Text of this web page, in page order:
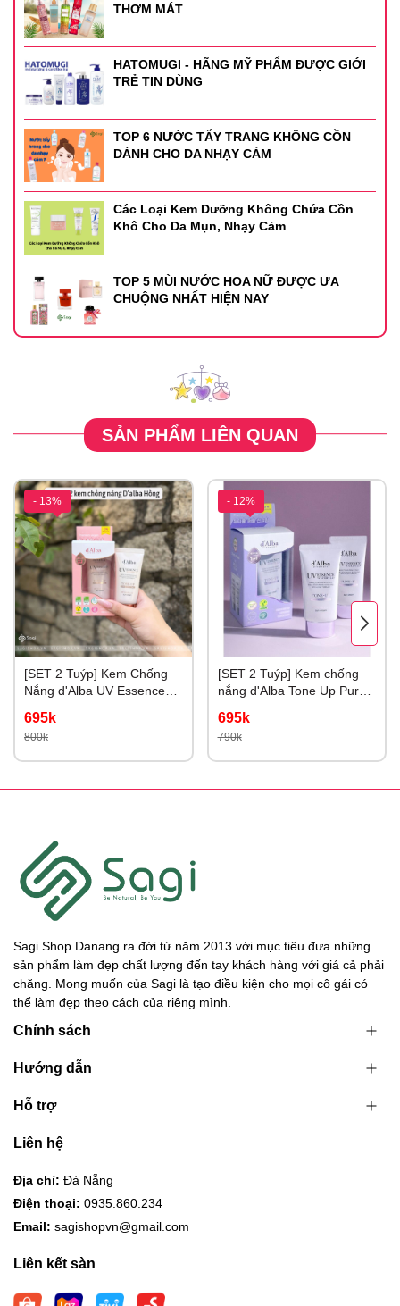
THƠM MÁT
HATOMUGI - HÃNG MỸ PHẨM ĐƯỢC GIỚI
TRẺ TIN DÙNG
TOP 6 NƯỚC TẨY TRANG KHÔNG CỒN
DÀNH CHO DA NHẠY CẢM
Các Loại Kem Dưỡng Không Chứa Cồn
Khô Cho Da Mụn, Nhạy Cảm
TOP 5 MÙI NƯỚC HOA NỮ ĐƯỢC ƯA
CHUỘNG NHẤT HIỆN NAY
SẢN PHẨM LIÊN QUAN
- 13%
[SET 2 Tuýp] Kem Chống
Nắng d'Alba UV Essence
Correcting 50ml
695k
800k
- 12%
[SET 2 Tuýp] Kem chống
nắng d'Alba Tone Up Purple
Hiệu Chỉnh Sắc Da
695k
790k
Sagi Shop Danang ra đời từ năm 2013 với mục tiêu đưa những
sản phẩm làm đẹp chất lượng đến tay khách hàng với giá cả phải
chăng. Mong muốn của Sagi là tạo điều kiện cho mọi cô gái có
thể làm đẹp theo cách của riêng mình.
Chính sách
Hướng dẫn
Hỗ trợ
Liên hệ
Địa chỉ: Đà Nẵng
Điện thoại: 0935.860.234
Email: sagishopvn@gmail.com
Liên kết sàn